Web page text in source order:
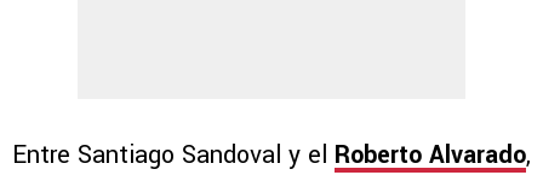
Entre Santiago Sandoval y el Roberto Alvarado,